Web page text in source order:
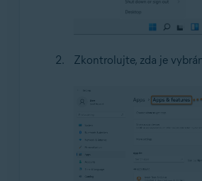
Zkontrolujte, zda je